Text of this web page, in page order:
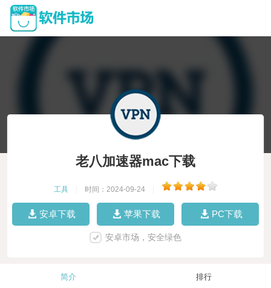
老八加速器mac下载
工具 时间：2024-09-24
安卓下载 苹果下载 PC下载
安卓市场，安全绿色
简介 排行